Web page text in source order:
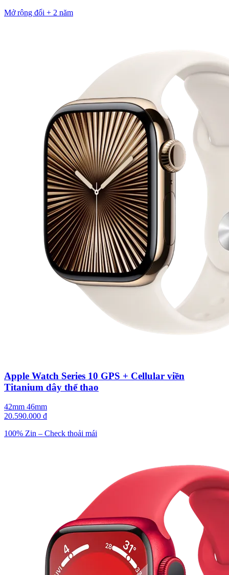
Mở rộng đổi + 2 năm
Apple Watch Series 10 GPS + Cellular viền
Titanium dây thể thao
42mm 46mm
20.590.000 đ
100% Zin – Check thoải mái